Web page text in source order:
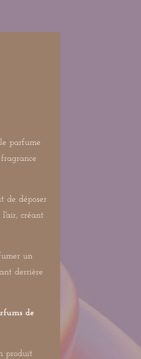
parfume
de déposer
l'air, créant
un
derrière
de
produit